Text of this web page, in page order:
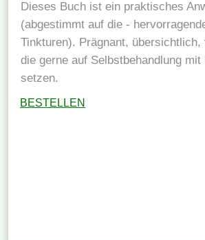
Dieses Buch ist ein praktisches
(abgestimmt auf die -
Tinkturen). Prägnant, übersichtlich,
die gerne auf Selbstbehandlung mit
setzen.
BESTELLEN